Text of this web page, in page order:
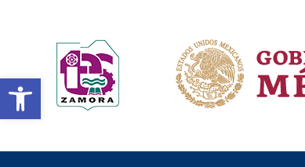
Abrir barra de herramientas